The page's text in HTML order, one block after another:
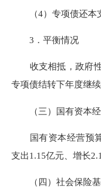
（4）专项债还本支
3．平衡情况
收支相抵，政府性
专项债结转下年度继续
（三）国有资本经
国有资本经营预算
支出1.15亿元、增长
（四）社会保险基